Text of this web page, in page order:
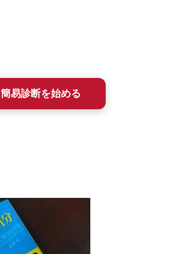
簡易診断を始める